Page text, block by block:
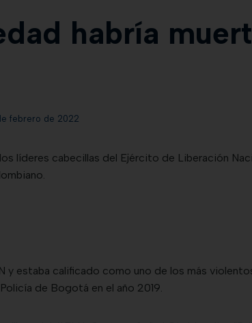
habría
febrero de 2022
líderes cabecillas del Ejército de Liberación
y estaba calificado como uno de los más
de Bogotá en el año 2019.